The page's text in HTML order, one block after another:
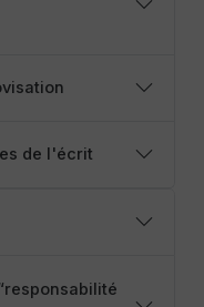
de l'écrit